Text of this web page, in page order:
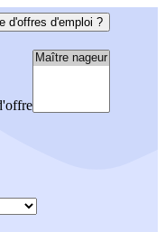
d'offres d'emploi ?